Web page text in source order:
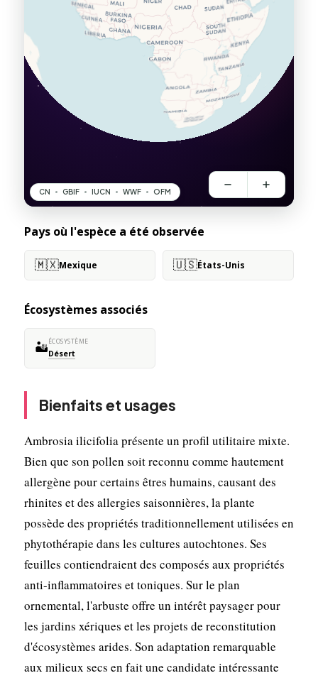
Pays où l'espèce a été observée
🇲🇽Mexique 🇺🇸États-Unis
Écosystèmes associés
🏜️ÉCOSYSTÈME
Désert
Bienfaits et usages
Ambrosia ilicifolia présente un profil utilitaire mixte.
Bien que son pollen soit reconnu comme hautement
allergène pour certains êtres humains, causant des
rhinites et des allergies saisonnières, la plante
possède des propriétés traditionnellement utilisées en
phytothérapie dans les cultures autochtones. Ses
feuilles contiendraient des composés aux propriétés
anti-inflammatoires et toniques. Sur le plan
ornemental, l'arbuste offre un intérêt paysager pour
les jardins xériques et les projets de reconstitution
d'écosystèmes arides. Son adaptation remarquable
aux milieux secs en fait une candidate intéressante